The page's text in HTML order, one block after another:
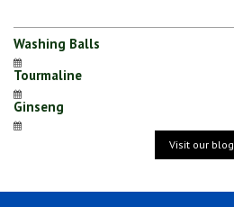
Washing Balls
Tourmaline
Ginseng
Visit our blog